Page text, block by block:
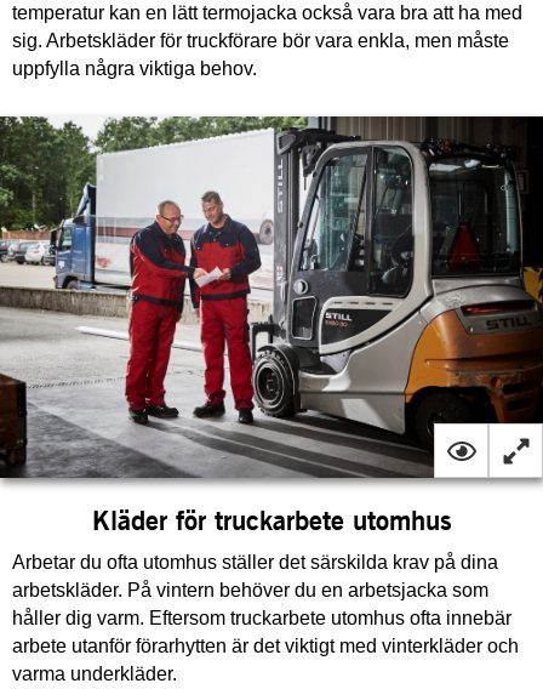
temperatur kan en lätt termojacka också vara bra att ha med
sig. Arbetskläder för truckförare bör vara enkla, men måste
uppfylla några viktiga behov.
Kläder för truckarbete utomhus
Arbetar du ofta utomhus ställer det särskilda krav på dina
arbetskläder. På vintern behöver du en arbetsjacka som
håller dig varm. Eftersom truckarbete utomhus ofta innebär
arbete utanför förarhytten är det viktigt med vinterkläder och
varma underkläder.